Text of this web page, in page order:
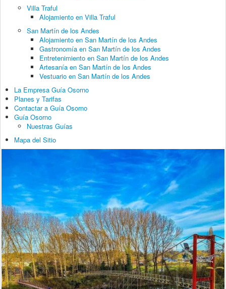
Villa Traful
Alojamiento en Villa Traful
San Martín de los Andes
Alojamiento en San Martín de los Andes
Gastronomía en San Martín de los Andes
Entretenimiento en San Martín de los Andes
Artesanía en San Martín de los Andes
Vestuario en San Martín de los Andes
La Empresa Guía Osorno
Planes y Tarifas
Contactar a Guía Osorno
Guía Osorno
Nuestras Guías
Mapa del Sitio